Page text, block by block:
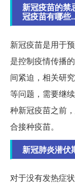
新冠疫苗的禁
冠疫苗有哪些
新冠疫苗是用于
是控制疫情传播
间紧迫，相关研
等问题，需要继
种新冠疫苗之前
合接种疫苗。
新冠肺炎潜伏
对于没有发热症